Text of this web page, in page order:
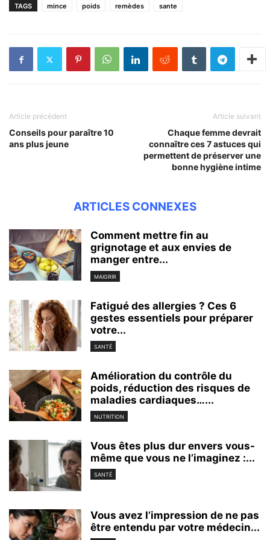
TAGS mince poids remèdes sante
Article précédent
Conseils pour paraître 10
ans plus jeune
Article suivant
Chaque femme devrait
connaître ces 7 astuces qui
permettent de préserver une
bonne hygiène intime
ARTICLES CONNEXES
Comment mettre fin au
grignotage et aux envies de
manger entre...
MAIGRIR
Fatigué des allergies ? Ces 6
gestes essentiels pour préparer
votre...
SANTÉ
Amélioration du contrôle du
poids, réduction des risques de
maladies cardiaques…...
NUTRITION
Vous êtes plus dur envers vous-
même que vous ne l’imaginez :...
SANTÉ
Vous avez l’impression de ne pas
être entendu par votre médecin...